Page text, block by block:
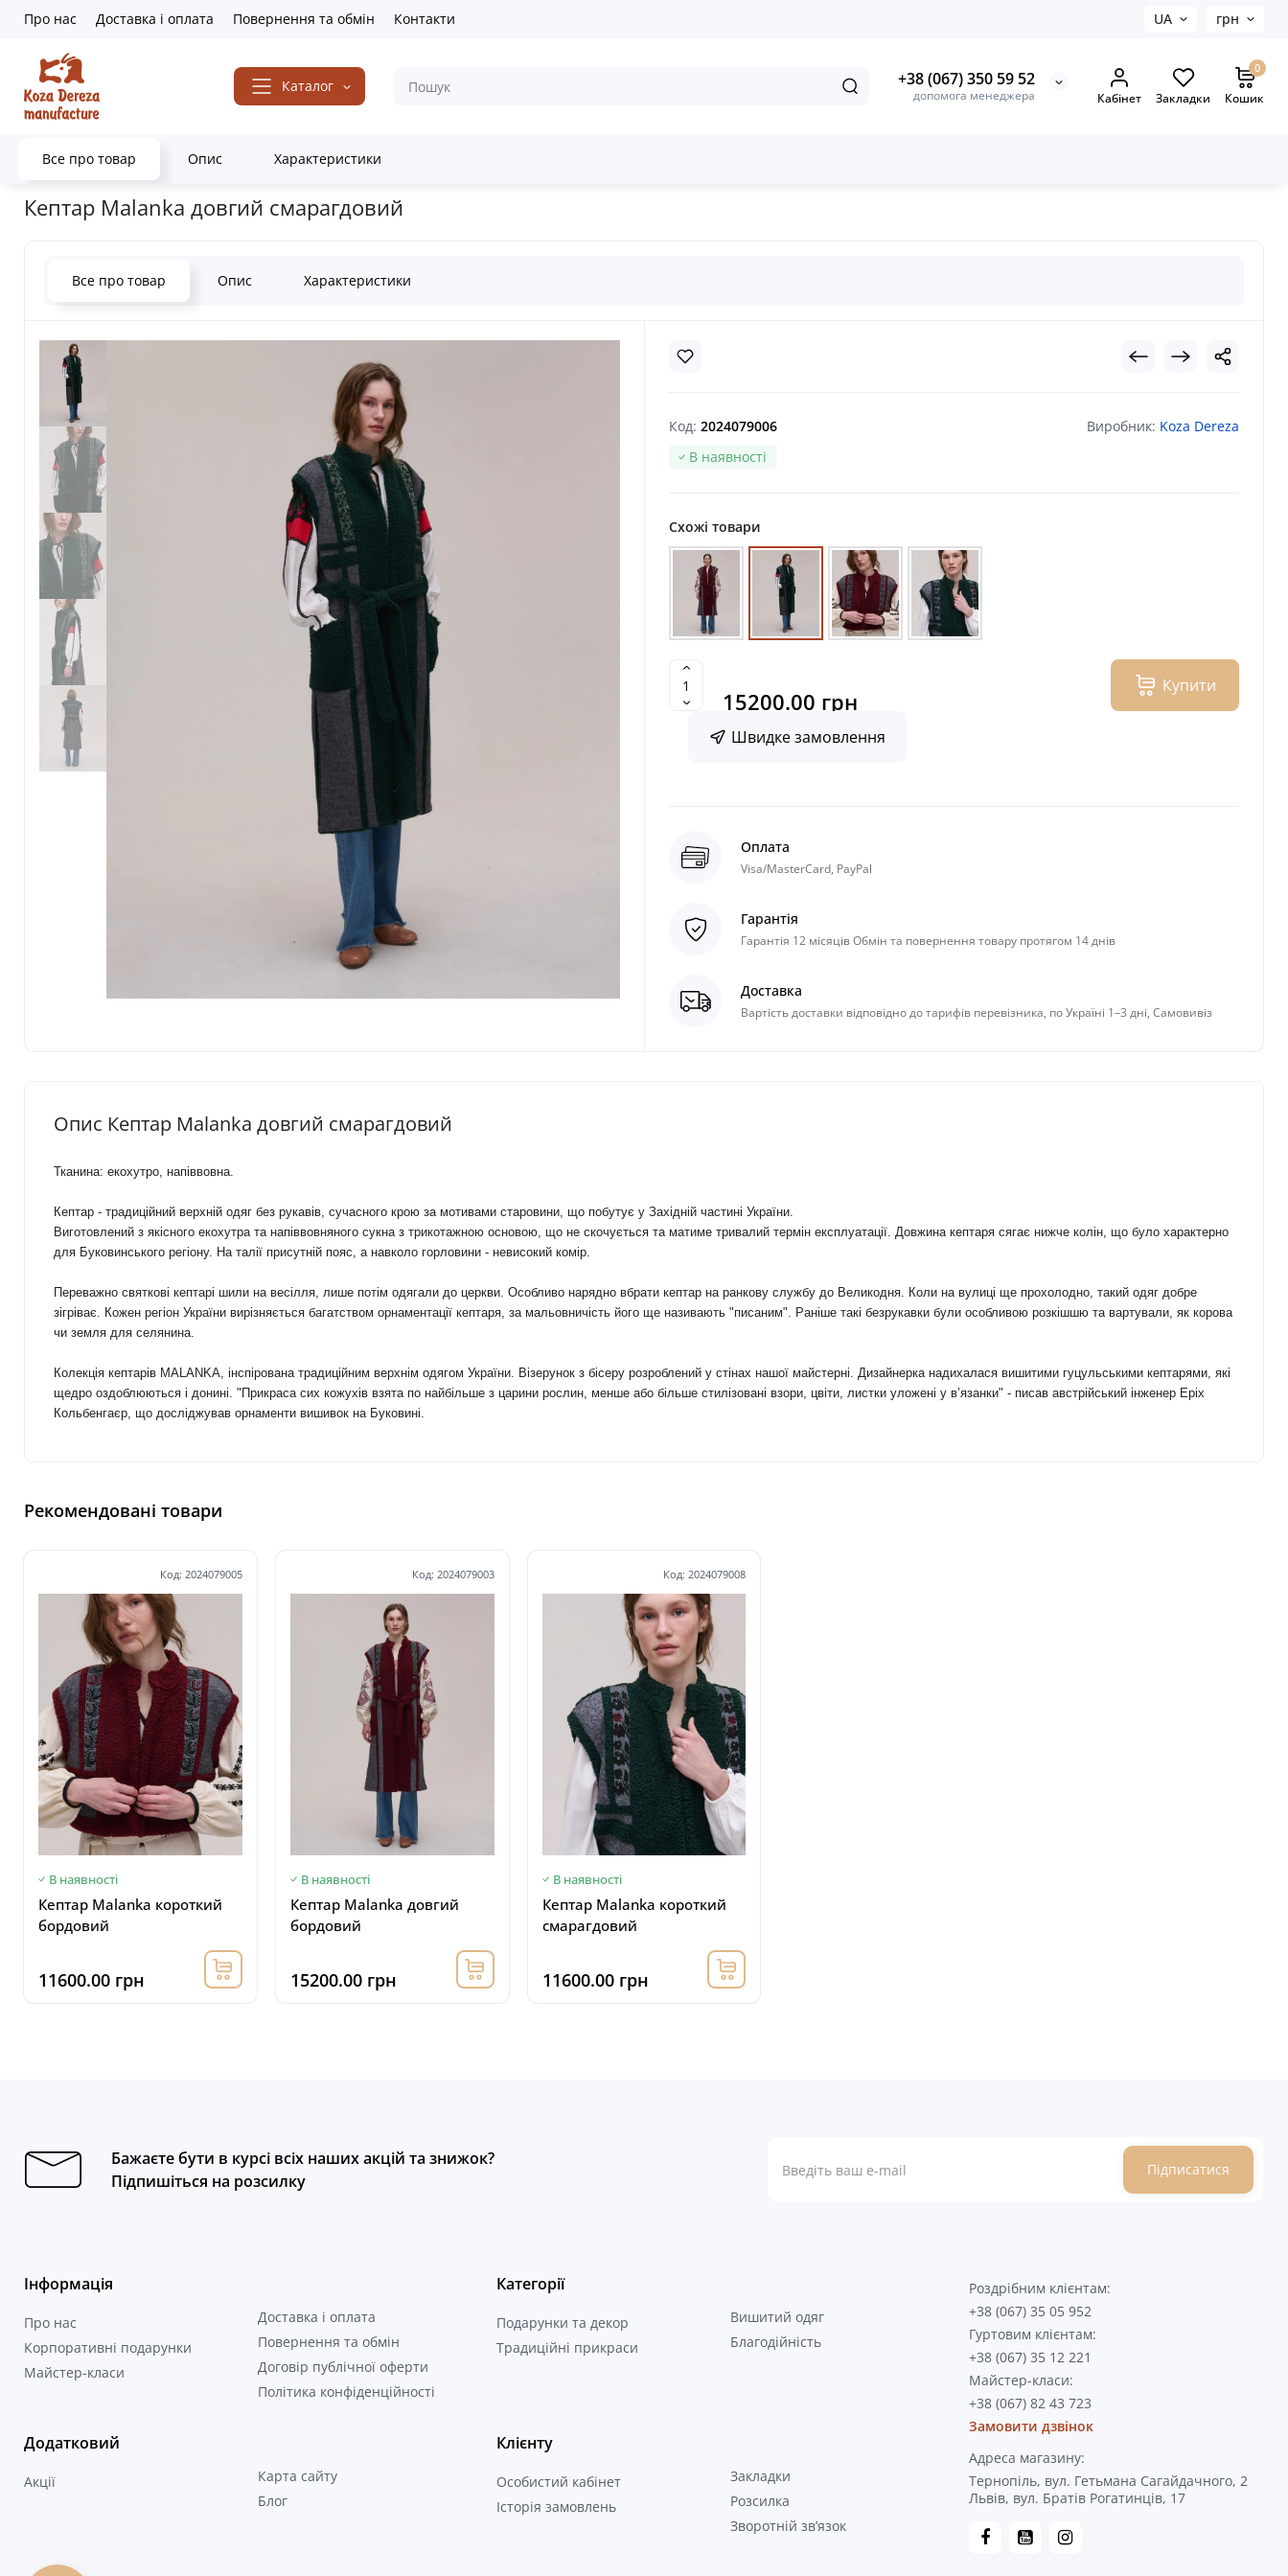
Про нас Доставка і оплата Повернення та обмін Контакти UA грн
Каталог +38 (067) 350 59 52
допомога менеджера Кабінет Закладки
0
Кошик
Все про товар Опис Характеристики
Головна Одяг та аксесуари Кептарі Кептар Malanka довгий смарагдовий
Кептар Malanka довгий смарагдовий
Все про товар Опис Характеристики
Код: 2024079006 Виробник: Koza Dereza
В наявності
Схожі товари
15200.00 грн
Купити
Швидке замовлення
Оплата
Visa/MasterCard, PayPal
Гарантія
Гарантія 12 місяців Обмін та повернення товару протягом 14 днів
Доставка
Вартість доставки відповідно до тарифів перевізника, по Україні 1–3 дні, Самовивіз
Опис Кептар Malanka довгий смарагдовий
Тканина: екохутро, напіввовна.
Кептар - традиційний верхній одяг без рукавів, сучасного крою за мотивами старовини, що побутує у Західній частині України.
Виготовлений з якісного екохутра та напіввовняного сукна з трикотажною основою, що не скочується та матиме тривалий термін експлуатації. Довжина кептаря сягає нижче колін, що було характерно
для Буковинського регіону. На талії присутній пояс, а навколо горловини - невисокий комір.
Переважно святкові кептарі шили на весілля, лише потім одягали до церкви. Особливо нарядно вбрати кептар на ранкову службу до Великодня. Коли на вулиці ще прохолодно, такий одяг добре
зігріває. Кожен регіон України вирізняється багатством орнаментації кептаря, за мальовничість його ще називають "писаним". Раніше такі безрукавки були особливою розкішшю та вартували, як корова
чи земля для селянина.
Колекція кептарів MALANKA, інспірована традиційним верхнім одягом України. Візерунок з бісеру розроблений у стінах нашої майстерні. Дизайнерка надихалася вишитими гуцульськими кептарями, які
щедро оздоблюються і донині. "Прикраса сих кожухів взята по найбільше з царини рослин, менше або більше стилізовані взори, цвіти, листки уложені у в’язанки" - писав австрійський інженер Еріх
Кольбенгаєр, що досліджував орнаменти вишивок на Буковині.
Рекомендовані товари
Код: 2024079005
В наявності
Кептар Malanka короткий
бордовий
11600.00 грн
Код: 2024079003
В наявності
Кептар Malanka довгий
бордовий
15200.00 грн
Код: 2024079008
В наявності
Кептар Malanka короткий
смарагдовий
11600.00 грн
Бажаєте бути в курсі всіх наших акцій та знижок?
Підпишіться на розсилку
Підписатися
Інформація
Про нас
Корпоративні подарунки
Майстер-класи
Доставка і оплата
Повернення та обмін
Договір публічної оферти
Політика конфіденційності
Категорії
Подарунки та декор
Традиційні прикраси
Вишитий одяг
Благодійність
Додатковий
Акції
Карта сайту
Блог
Клієнту
Особистий кабінет
Історія замовлень
Закладки
Розсилка
Зворотній зв’язок
Роздрібним клієнтам:
+38 (067) 35 05 952
Гуртовим клієнтам:
+38 (067) 35 12 221
Майстер-класи:
+38 (067) 82 43 723
Замовити дзвінок
Адреса магазину:
Тернопіль, вул. Гетьмана Сагайдачного, 2
Львів, вул. Братів Рогатинців, 17